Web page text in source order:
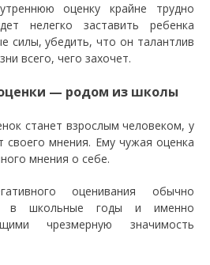
оценку крайне трудно
нелегко заставить ребенка
силы, убедить, что он талантлив
всего, чего захочет.
— родом из школы
станет взрослым человеком, у
своего мнения. Ему чужая оценка
мнения о себе.
оценивания обычно
в школьные годы и именно
чрезмерную значимость